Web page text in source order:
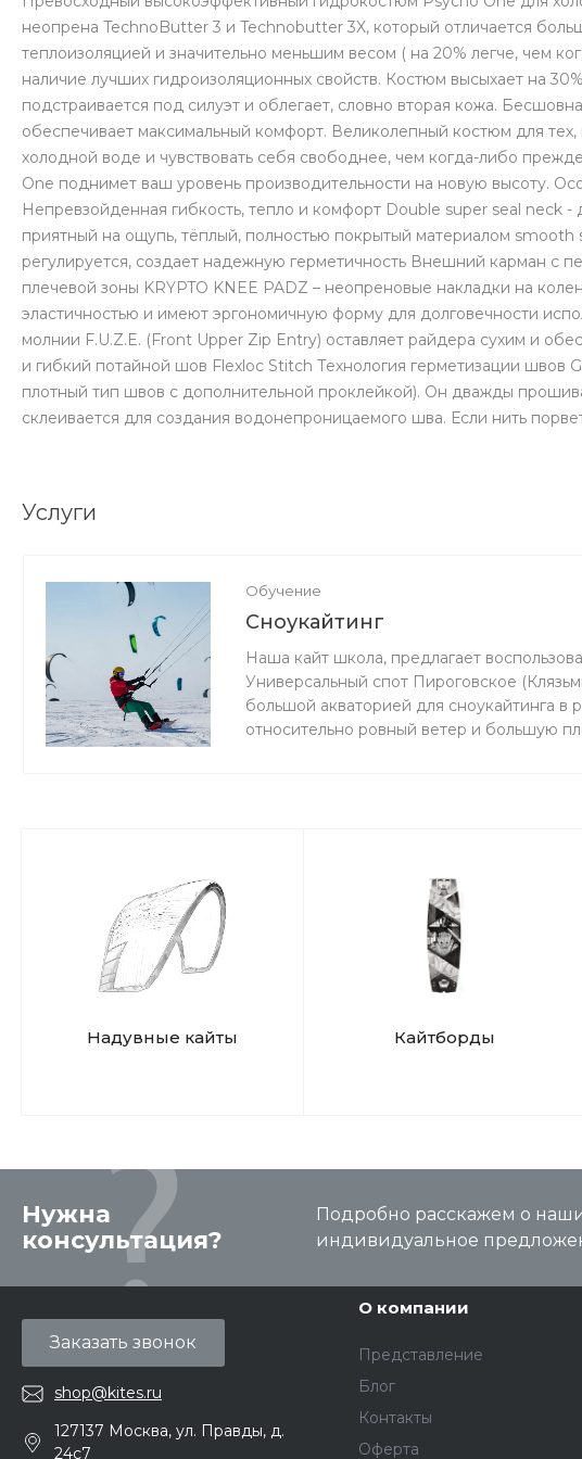
неопрена TechnoButter 3 и Technobutter 3X, который отличается
теплоизоляцией и значительно меньшим весом ( на 20% легче, чем
наличие лучших гидроизоляционных свойств. Костюм высыхает на
подстраивается под силуэт и облегает, словно вторая кожа.
обеспечивает максимальный комфорт. Великолепный костюм для
холодной воде и чувствовать себя свободнее, чем когда-либо
One поднимет ваш уровень производительности на новую высоту.
Непревзойденная гибкость, тепло и комфорт Double super seal neck
приятный на ощупь, тёплый, полностью покрытый материалом smooth
регулируется, создает надежную герметичность Внешний карман с
плечевой зоны KRYPTO KNEE PADZ – неопреновые накладки на
эластичностью и имеют эргономичную форму для долговечности
молнии F.U.Z.E. (Front Upper Zip Entry) оставляет райдера сухим и
и гибкий потайной шов Flexloc Stitch Технология герметизации швов
плотный тип швов с дополнительной проклейкой). Он дважды
склеивается для создания водонепроницаемого шва. Если нить
Услуги
Обучение
Сноукайтинг
Наша кайт школа, предлагает
Универсальный спот Пироговское
большой акваторией для сноукайтинга в
относительно ровный ветер и большую
Надувные кайты Кайтборды
Нужна
консультация?
Подробно расскажем о
индивидуальное
Заказать звонок
shop@kites.ru
127137 Москва, ул. Правды, д.
24с7
О компании
Представление
Блог
Контакты
Оферта